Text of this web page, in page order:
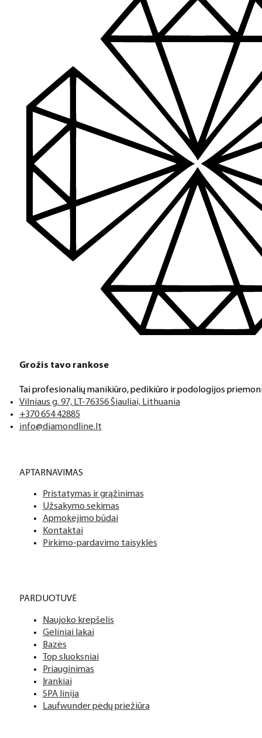
Aukštos kokybės produkcija
Mes siūlome tik aukščiausios kokybės produktus nagams,
Platus prekių katalogas
Turime daugiau nei 3000 produktų visiems Jūsų poreikiams
PDF katalogas
Greitas pristatymas
Visus produktus turime vietoje ir pristatome visoje
Jeigu turite klausimų ar iškilo problemų su užsakymu, mus
Aukštos kokybės produkcija
Mes siūlome tik aukščiausios kokybės produktus nagams,
Platus prekių katalogas
Turime daugiau nei 3000 produktų visiems Jūsų poreikiams
PDF katalogas
Tai profesionalių manikiūro, pedikiūro ir podologijos
Vilniaus g. 97, LT-76356 Šiauliai, Lithuania
+370 654 42885
Pristatymas ir grąžinimas
Užsakymo sekimas
Apmokėjimo būdai
Kontaktai
Naujoko krepšelis
Geliniai lakai
Bazės
Top sluoksniai
Priauginimas
Įrankiai
SPA linija